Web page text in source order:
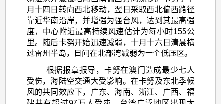
月十四日转向西北移动，翌日采取西北偏西路径
靠近华南沿岸，并增强为强台风，达到其最高强
度，中心附近最高持续风速估计为每小时155公
里。随后卡努开始迅速减弱，十月十六日清晨横
过雷州半岛，日间在北部湾减弱为一个低压区。
根据报章报导，卡努在澳门造成最少七人
受伤，海陆空交通大受影响。在卡努及东北季候
风的共同效应下，广东、海南、浙江、广西、福